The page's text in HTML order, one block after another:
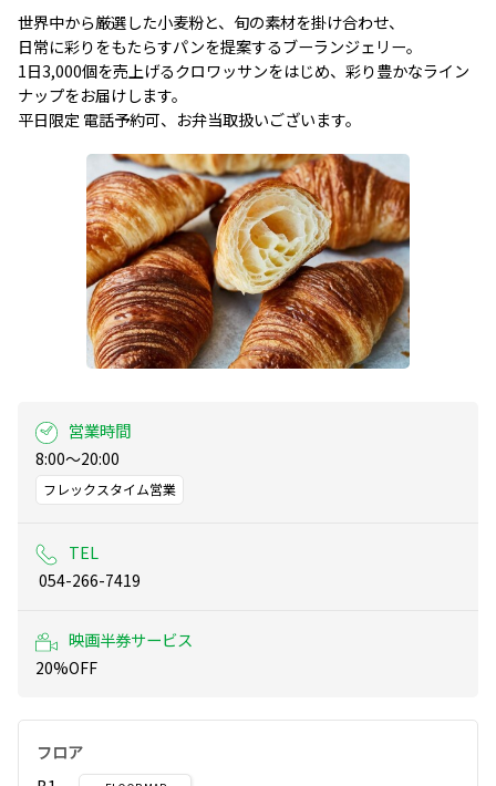
世界中から厳選した小麦粉と、旬の素材を掛け合わせ、
日常に彩りをもたらすパンを提案するブーランジェリー。
1日3,000個を売上げるクロワッサンをはじめ、彩り豊かなライン
ナップをお届けします。
平日限定 電話予約可、お弁当取扱いございます。
営業時間
8:00～20:00
フレックスタイム営業
TEL
054-266-7419
映画半券サービス
20%OFF
フロア